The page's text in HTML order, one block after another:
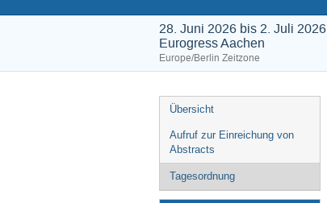
28. Juni 2026 bis 2. Juli 2026
Eurogress Aachen
Europe/Berlin Zeitzone
Veranstaltungsmenü
Übersicht
Aufruf zur Einreichung von
Abstracts
Tagesordnung